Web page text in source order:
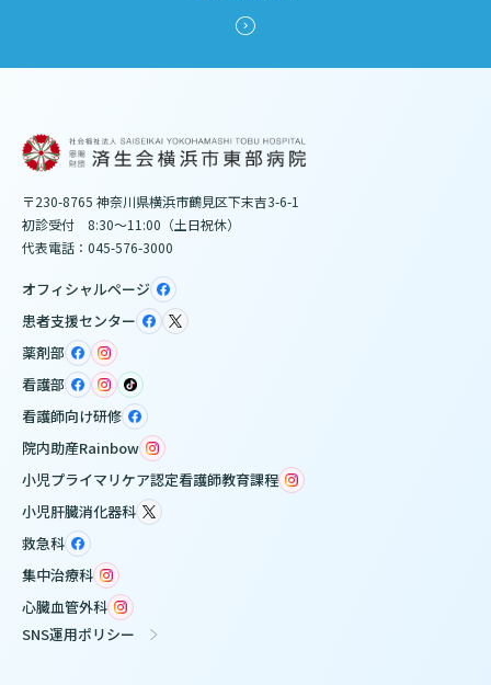
〒230-8765 神奈川県横浜市鶴見区下末吉3-6-1
初診受付 8:30～11:00（土日祝休）
代表電話：045-576-3000
オフィシャルページ
患者支援センター
薬剤部
看護部
看護師向け研修
院内助産Rainbow
小児プライマリケア認定看護師教育課程
小児肝臓消化器科
救急科
集中治療科
心臓血管外科
SNS運用ポリシー